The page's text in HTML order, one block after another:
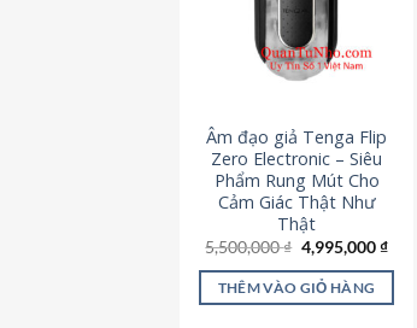
Âm đạo giả Tenga Flip
Zero Electronic – Siêu
Phẩm Rung Mút Cho
Cảm Giác Thật Như
Thật
5,500,000₫ Giá
gốc
là:
5,500,000 ₫.
4,995,000₫Giá
tại
THÊM VÀO GIỎ HÀNG